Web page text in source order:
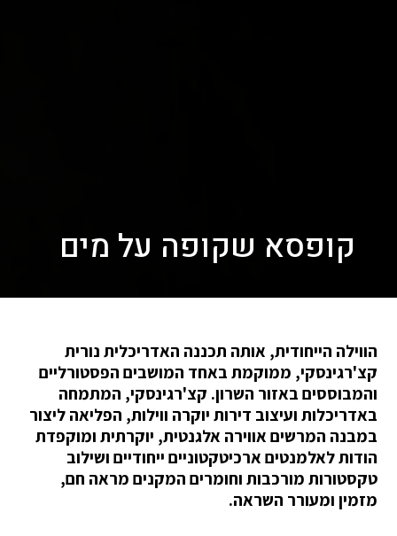
קופסא שקופה על מים
הווילה הייחודית, אותה תכננה האדריכלית נורית
קצ'רגינסקי, ממוקמת באחד המושבים הפסטורליים
והמבוססים באזור השרון. קצ'רגינסקי, המתמחה
באדריכלות ועיצוב דירות יוקרה ווילות, הפליאה ליצור
במבנה המרשים אווירה אלגנטית, יוקרתית ומוקפדת
הודות לאלמנטים ארכיטקטוניים ייחודיים ושילוב
טקסטורות מורכבות וחומרים המקנים מראה חם,
מזמין ומעורר השראה.